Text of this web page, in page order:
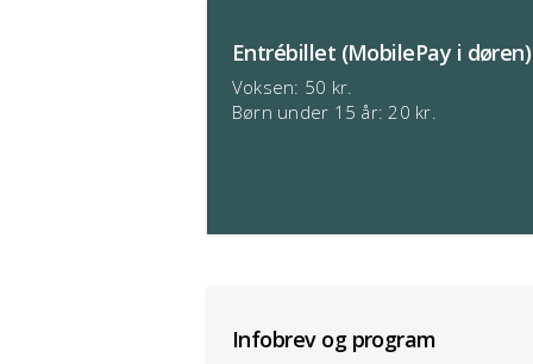
Entrébillet (MobilePay i døren)
Voksen: 50 kr.
Børn under 15 år: 20 kr.
Infobrev og program